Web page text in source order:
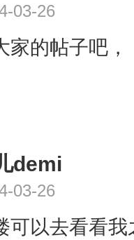
03-26
家的帖子吧，
demi
03-26
可以去看看